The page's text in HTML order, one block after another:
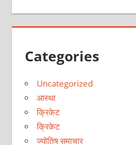
Categories
Uncategorized
आस्था
क्रिकेट
क्रिकेट
ज्योतिष समाचार